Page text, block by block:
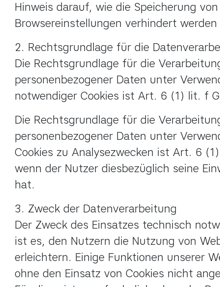
Hinweis darauf, wie die Speicherung
Browsereinstellungen verhindert
2. Rechtsgrundlage für die
Die Rechtsgrundlage für die
personenbezogener Daten unter
notwendiger Cookies ist Art. 6 (1) lit. f
Die Rechtsgrundlage für die
personenbezogener Daten unter
Cookies zu Analysezwecken ist Art. 6
wenn der Nutzer diesbezüglich seine
hat.
3. Zweck der Datenverarbeitung
Der Zweck des Einsatzes technisch
ist es, den Nutzern die Nutzung von
erleichtern. Einige Funktionen unserer
ohne den Einsatz von Cookies nicht